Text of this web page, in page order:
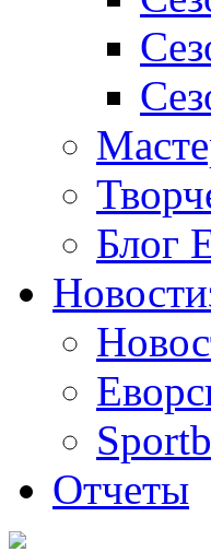
Блог
Новости
Отчеты